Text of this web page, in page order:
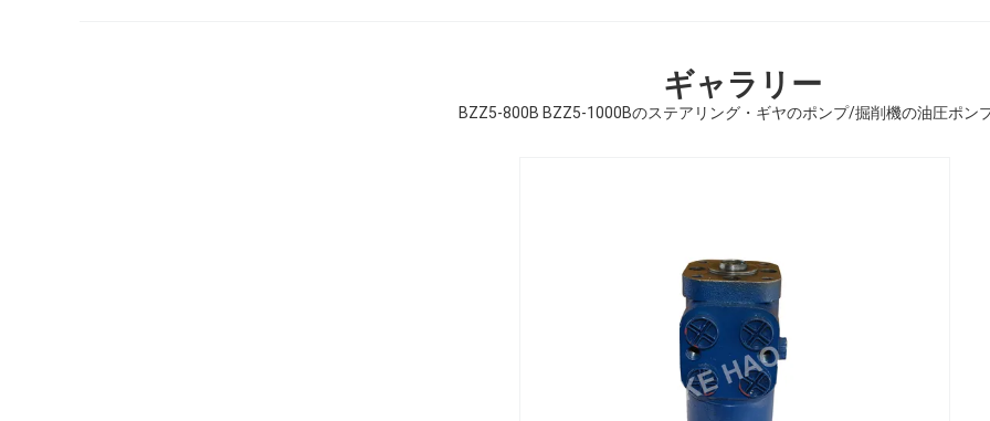
ギャラリー
BZZ5-800B BZZ5-1000Bのステアリング・ギヤのポンプ/掘削機の油圧ポン